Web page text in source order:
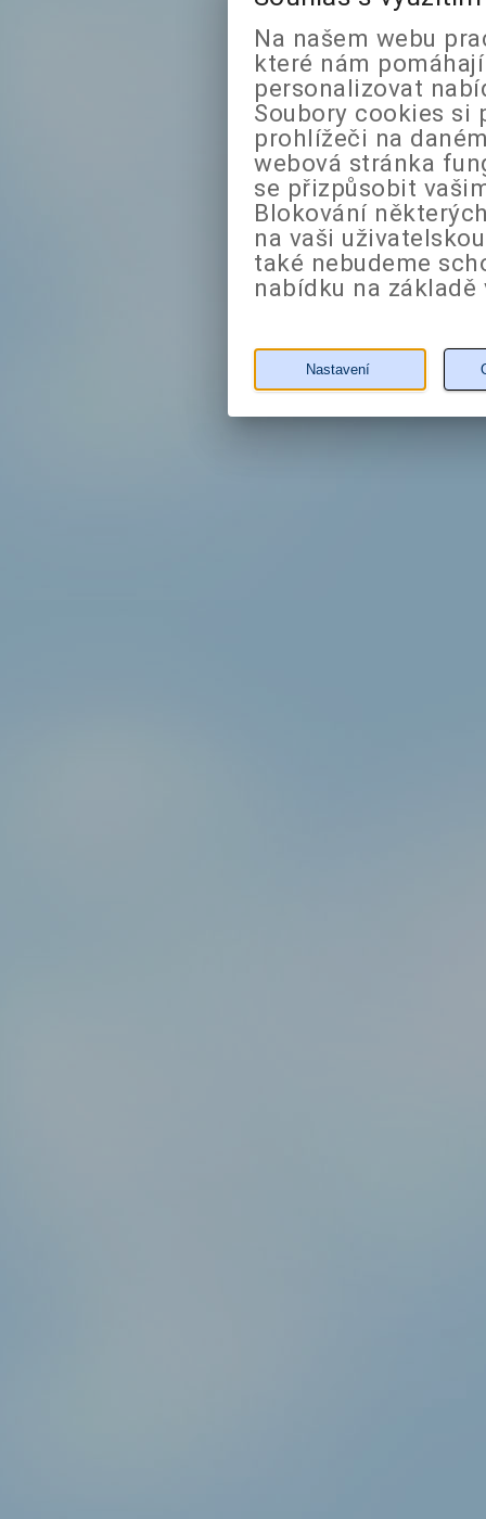
Na našem webu
které nám
personalizovat
Soubory cookies si
prohlížeči na
webová stránka
se přizpůsobit
Blokování
na vaši
také nebudeme
nabídku na
Nastavení